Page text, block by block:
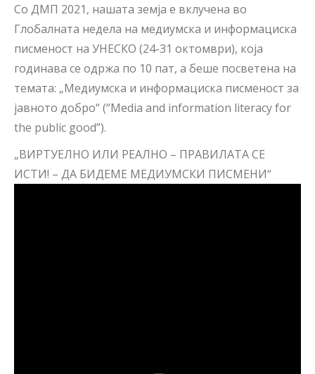
Со ДМП 2021, нашата земја е вклучена во
Глобалната недела на медиумска и информациска
писменост на УНЕСКО (24-31 октомври), која
годинава се одржа по 10 пат, а беше посветена на
темата: „Медиумска и информациска писменост за
јавното добро“ (“Media and information literacy for
the public good”).
„ВИРТУЕЛНО ИЛИ РЕАЛНО – ПРАВИЛАТА СЕ
ИСТИ! – ДА БИДЕМЕ МЕДИУМСКИ ПИСМЕНИ“